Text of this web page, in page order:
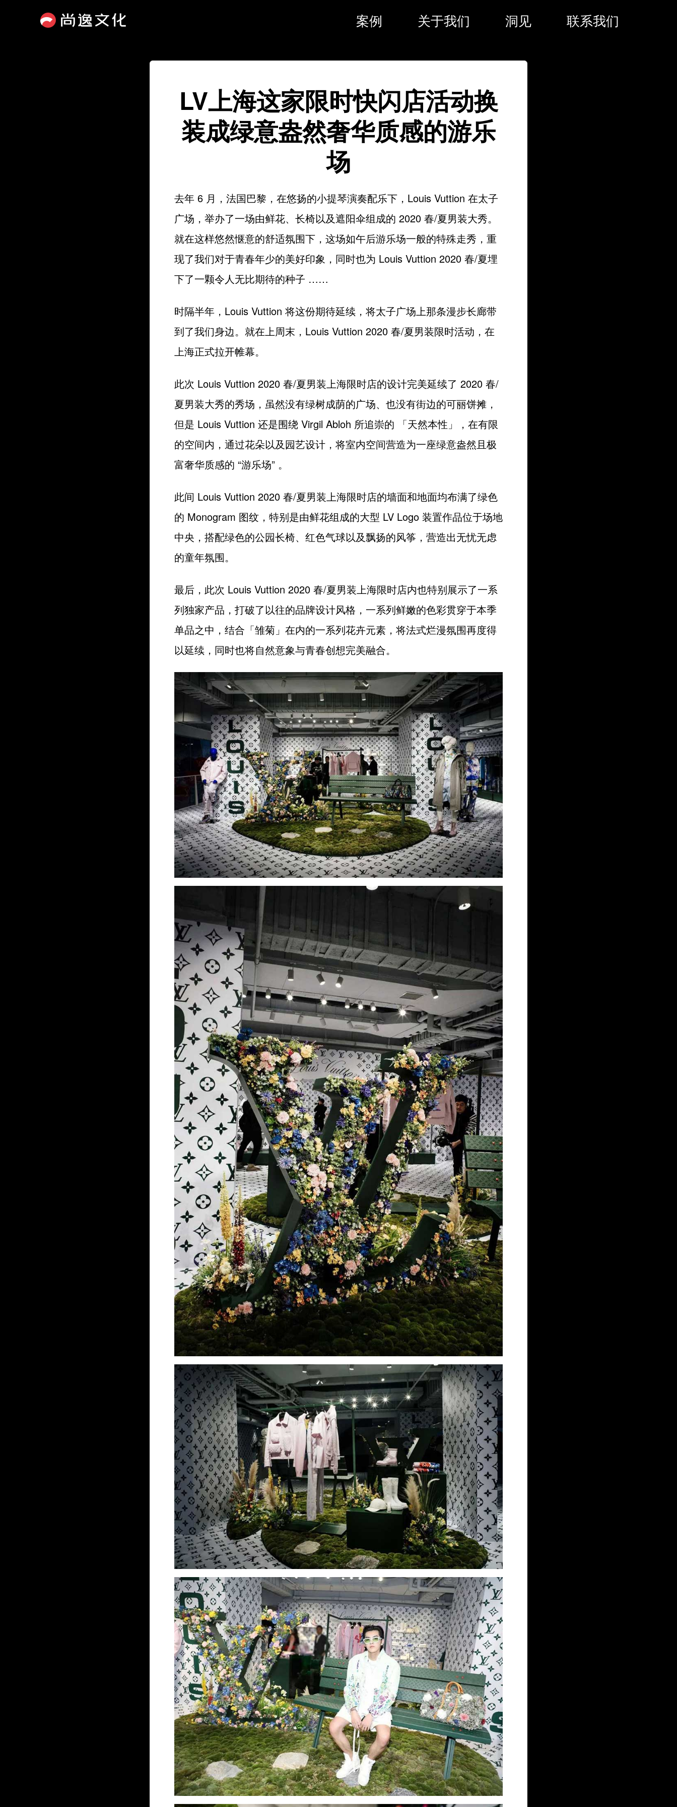
案例 关于我们 洞见 联系我们
LV上海这家限时快闪店活动换
装成绿意盎然奢华质感的游乐
场
去年 6 月，法国巴黎，在悠扬的小提琴演奏配乐下，Louis Vuttion 在太子
广场，举办了一场由鲜花、长椅以及遮阳伞组成的 2020 春/夏男装大秀。
就在这样悠然惬意的舒适氛围下，这场如午后游乐场一般的特殊走秀，重
现了我们对于青春年少的美好印象，同时也为 Louis Vuttion 2020 春/夏埋
下了一颗令人无比期待的种子 ……
时隔半年，Louis Vuttion 将这份期待延续，将太子广场上那条漫步长廊带
到了我们身边。 就在上周末，Louis Vuttion 2020 春/夏男装限时活动，在
上海正式拉开帷幕。
此次 Louis Vuttion 2020 春/夏男装上海限时店的设计完美延续了 2020 春/
夏男装大秀的秀场，虽然没有绿树成荫的广场、也没有街边的可丽饼摊，
但是 Louis Vuttion 还是围绕 Virgil Abloh 所追崇的 「天然本性」，在有限
的空间内，通过花朵以及园艺设计，将室内空间营造为一座绿意盎然且极
富奢华质感的 “游乐场” 。
此间 Louis Vuttion 2020 春/夏男装上海限时店的墙面和地面均布满了绿色
的 Monogram 图纹，特别是由鲜花组成的大型 LV Logo 装置作品位于场地
中央，搭配绿色的公园长椅、红色气球以及飘扬的风筝，营造出无忧无虑
的童年氛围。
最后，此次 Louis Vuttion 2020 春/夏男装上海限时店内也特别展示了一系
列独家产品，打破了以往的品牌设计风格，一系列鲜嫩的色彩贯穿于本季
单品之中，结合「雏菊」在内的一系列花卉元素，将法式烂漫氛围再度得
以延续，同时也将自然意象与青春创想完美融合。